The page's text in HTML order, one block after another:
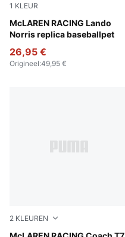
1 KLEUR
McLAREN RACING Lando
Norris replica baseballpet
Puma Black
26,95 €
Origineel:49,95 €
2 KLEUREN